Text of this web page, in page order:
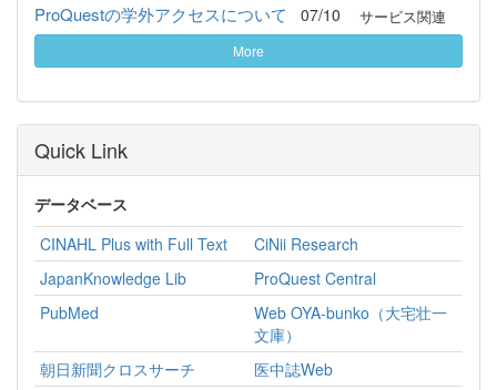
ProQuestの学外アクセスについて 07/10 サービス関連
More
Quick Link
データベース
CINAHL Plus with Full Text
CiNii Research
JapanKnowledge Lib
ProQuest Central
PubMed
Web OYA-bunko（大宅壮一
文庫）
朝日新聞クロスサーチ
医中誌Web